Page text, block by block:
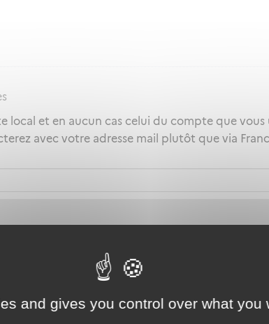
and gives you control over what you
et en aucun cas celui du compte que vous
avec votre adresse mail plutôt que via